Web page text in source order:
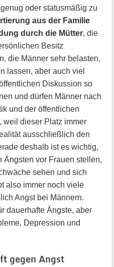
oder statusmäßig zu
aus der Familie
durch die Mütter, die
Besitz
die Männer sehr belasten,
lassen, aber auch viel
Diskussion so
und dürfen Männer nach
und der öffentlichen
weil dieser Platz immer
ausschließlich den
deshalb ist es wichtig,
Ängsten vor Frauen stellen,
sehen und sich
also immer noch viele
Angst bei Männern.
dauerhafte Ängste, aber
Depression und
gegen Angst